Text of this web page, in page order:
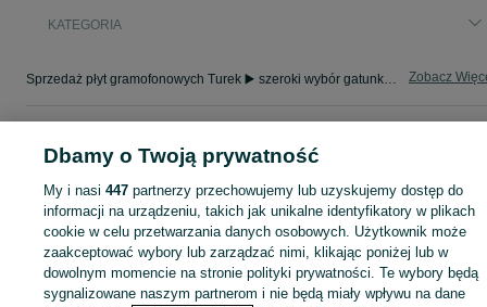
KATEGORIA
Sprzedaż płyt gramofonowych Turek ▶️ szeroki wybór gatunków oraz wykonawców ✅ Nowe i używane w super cenach ✌ Kupuj i sprzedawaj na OLX.pl! Zobacz
Mapa miejscowości
Mapa ministron
Popularne wyszukiwania
Dbamy o Twoją prywatność
My i nasi447 partnerzy przechowujemy lub uzyskujemy dostęp do
informacji na urządzeniu, takich jak unikalne identyfikatory w plikach
cookie w celu przetwarzania danych osobowych. Użytkownik może
zaakceptować wybory lub zarządzać nimi, klikając poniżej lub w
dowolnym momencie na stronie polityki prywatności. Te wybory będą
sygnalizowane naszym partnerom i nie będą miały wpływu na dane